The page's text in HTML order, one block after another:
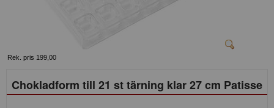
Rek. pris 199,00
Chokladform till 21 st tärning klar 27 cm Patisse